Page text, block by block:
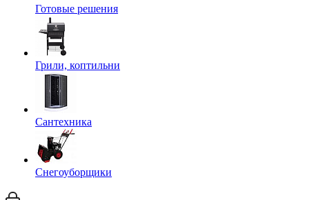
Готовые решения
Грили, коптильни
Сантехника
Снегоуборщики